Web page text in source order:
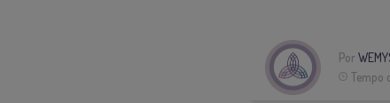
Por
Tempo